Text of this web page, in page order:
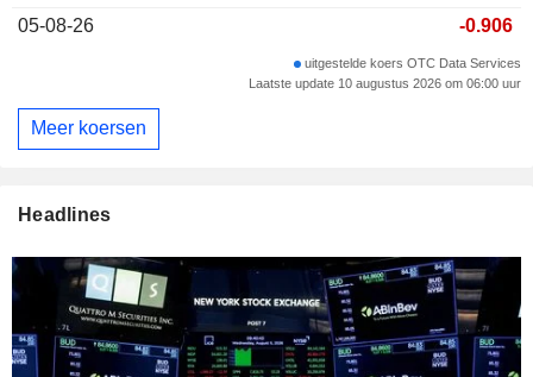
05-08-26
-0.906
uitgestelde koers OTC Data Services
Laatste update 10 augustus 2026 om 06:00 uur
Meer koersen
Headlines